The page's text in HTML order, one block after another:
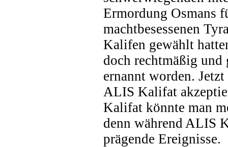
Ermordung Osmans
machtbesessenen
Kalifen gewählt
doch rechtmäßig und
ernannt worden.
ALIS Kalifat
Kalifat könnte man
denn während ALIS
prägende Ereignisse.